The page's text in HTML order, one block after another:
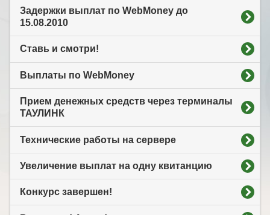
Задержки выплат по WebMoney до
15.08.2010
Ставь и смотри!
Выплаты по WebMoney
Прием денежных средств через терминалы
ТАУЛИНК
Технические работы на сервере
Увеличение выплат на одну квитанцию
Конкурс завершен!